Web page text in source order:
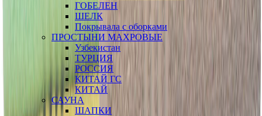
ГОБЕЛЕН
ШЕЛК
Покрывала с оборками
ПРОСТЫНИ МАХРОВЫЕ
Узбекистан
ТУРЦИЯ
РОССИЯ
КИТАЙ ГС
КИТАЙ
САУНА
ШАПКИ